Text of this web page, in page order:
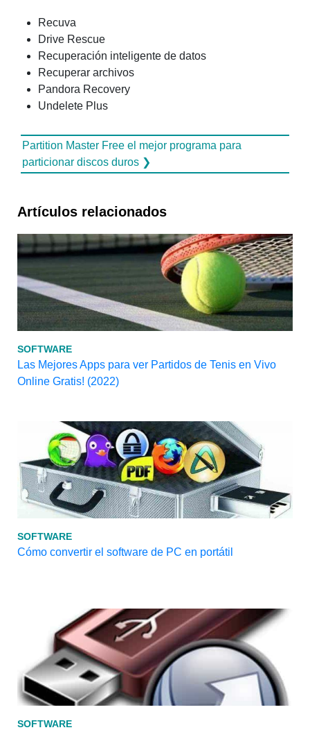
Recuva
Drive Rescue
Recuperación inteligente de datos
Recuperar archivos
Pandora Recovery
Undelete Plus
Partition Master Free el mejor programa para
particionar discos duros ❯
Artículos relacionados
SOFTWARE
Las Mejores Apps para ver Partidos de Tenis en Vivo
Online Gratis! (2022)
SOFTWARE
Cómo convertir el software de PC en portátil
SOFTWARE